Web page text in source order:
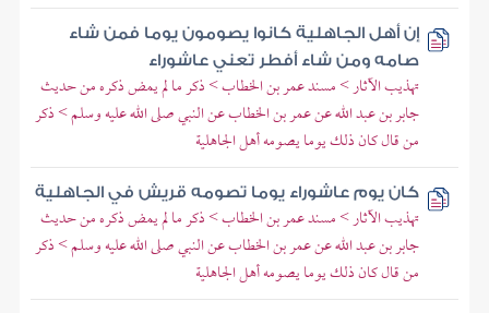
إن أهل الجاهلية كانوا يصومون يوما فمن شاء
صامه ومن شاء أفطر تعني عاشوراء
تهذيب الآثار > مسند عمر بن الخطاب > ذكر ما لم يمض ذكره من حديث
جابر بن عبد الله عن عمر بن الخطاب عن النبي صلى الله عليه وسلم > ذكر
من قال كان ذلك يوما يصومه أهل الجاهلية
كان يوم عاشوراء يوما تصومه قريش في الجاهلية
تهذيب الآثار > مسند عمر بن الخطاب > ذكر ما لم يمض ذكره من حديث
جابر بن عبد الله عن عمر بن الخطاب عن النبي صلى الله عليه وسلم > ذكر
من قال كان ذلك يوما يصومه أهل الجاهلية